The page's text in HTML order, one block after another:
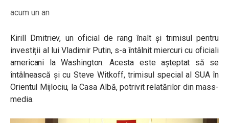
acum un an
Kirill Dmitriev, un oficial de rang înalt și trimisul pentru
investiții al lui Vladimir Putin, s-a întâlnit miercuri cu oficiali
americani la Washington. Acesta este așteptat să se
întâlnească și cu Steve Witkoff, trimisul special al SUA în
Orientul Mijlociu, la Casa Albă, potrivit relatărilor din mass-
media.